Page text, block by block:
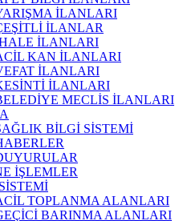
İLANLARI
İLANLAR
İLANLARI
KAN İLANLARI
İLANLARI
İLANLARI
MECLİS İLANLARI
BİLGİ SİSTEMİ
İŞLEMLER
TOPLANMA ALANLARI
BARINMA ALANLARI